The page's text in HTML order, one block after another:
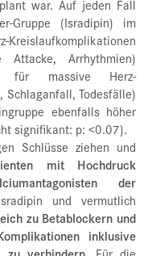
war. Auf jeden Fall
Gruppe (Isradipin) im
Kreislaufkomplikationen
Arrhythmien)
für massive Herz-
Todesfälle)
ebenfalls höher
signifikant: p: <0.07).
Schlüsse ziehen und
mit Hochdruck
der
und vermutlich
zu Betablockern und
inklusive